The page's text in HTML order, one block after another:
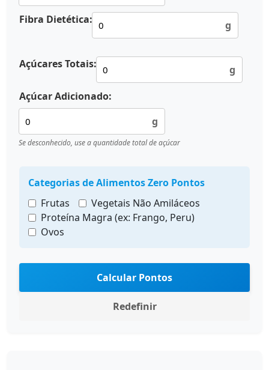
Fibra Dietética:
g
Açúcares Totais:
g
Açúcar Adicionado:
g
Se desconhecido, use a quantidade total de açúcar
Categorias de Alimentos Zero Pontos
Frutas
Vegetais Não Amiláceos
Proteína Magra (ex: Frango, Peru)
Ovos
Calcular Pontos
Redefinir